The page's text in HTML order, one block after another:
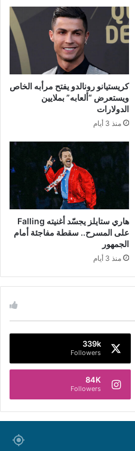
كريستيانو رونالدو يفتح مرأبه الخاص
ويستعرض “ألعابه” بملايين
الدولارات
منذ 3 أيام
هاري ستايلز يجسّد أغنيته Falling
على المسرح.. سقطة مفاجئة أمام
الجمهور
منذ 3 أيام
339k
Followers
84K
Followers